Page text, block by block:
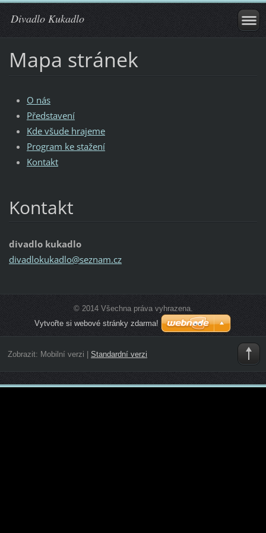
Divadlo Kukadlo
Mapa stránek
O nás
Představení
Kde všude hrajeme
Program ke stažení
Kontakt
Kontakt
divadlo kukadlo
divadlokukadlo@seznam.cz
© 2014 Všechna práva vyhrazena.
Vytvořte si webové stránky zdarma!
Zobrazit: Mobilní verzi Standardní verzi